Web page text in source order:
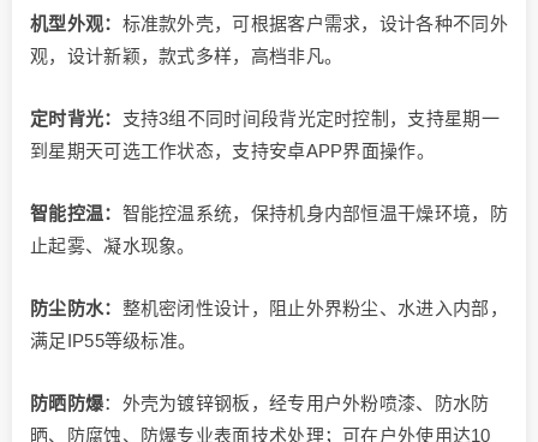
机型外观： 标准款外壳，可根据客户需求，设计各种不同外
观，设计新颖，款式多样，高档非凡。
定时背光： 支持3组不同时间段背光定时控制，支持星期一
到星期天可选工作状态，支持安卓APP界面操作。
智能控温： 智能控温系统，保持机身内部恒温干燥环境，防
止起雾、凝水现象。
防尘防水： 整机密闭性设计，阻止外界粉尘、水进入内部，
满足IP55等级标准。
防晒防爆：外壳为镀锌钢板，经专用户外粉喷漆、防水防
晒、防腐蚀、防爆专业表面技术处理；可在户外使用达10